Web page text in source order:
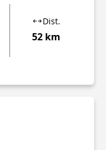
Dist.
52 km